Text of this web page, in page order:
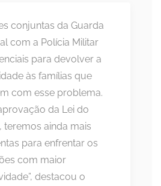
conjuntas da Guarda
com a Polícia Militar
para devolver a
às famílias que
com esse problema.
da Lei do
teremos ainda mais
para enfrentar os
com maior
destacou o